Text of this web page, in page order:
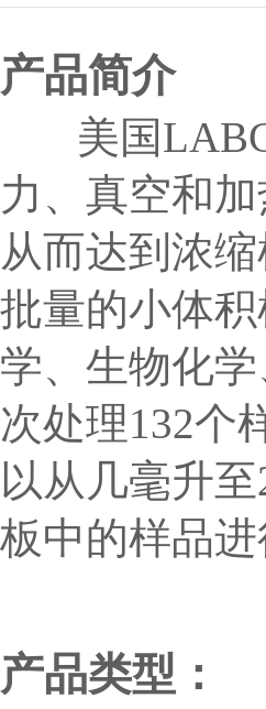
产品简介
美国
力、真空和
从而达到浓
批量的小体
学、生物化
次处理132个
以从几毫升
板中的样品进
产品类型：